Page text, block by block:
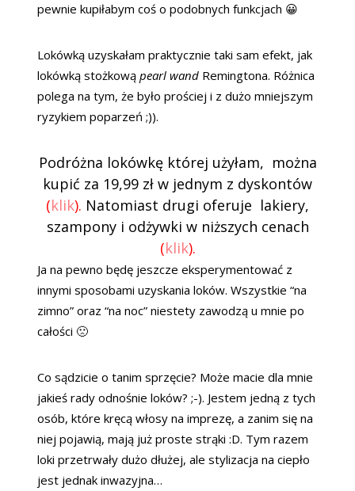
pewnie kupiłabym coś o podobnych funkcjach 😀
Lokówką uzyskałam praktycznie taki sam efekt, jak
lokówką stożkową pearl wand Remingtona. Różnica
polega na tym, że było prościej i z dużo mniejszym
ryzykiem poparzeń ;)).
Podróżna lokówkę której użyłam, można
kupić za 19,99 zł w jednym z dyskontów
(klik). Natomiast drugi oferuje lakiery,
szampony i odżywki w niższych cenach
(klik).
Ja na pewno będę jeszcze eksperymentować z
innymi sposobami uzyskania loków. Wszystkie “na
zimno” oraz “na noc” niestety zawodzą u mnie po
całości 🙁
Co sądzicie o tanim sprzęcie? Może macie dla mnie
jakieś rady odnośnie loków? ;-). Jestem jedną z tych
osób, które kręcą włosy na imprezę, a zanim się na
niej pojawią, mają już proste strąki :D. Tym razem
loki przetrwały dużo dłużej, ale stylizacja na ciepło
jest jednak inwazyjna…